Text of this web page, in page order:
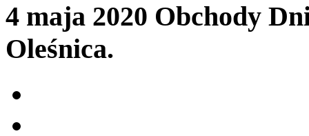
4 maja 2020 Obchody
Oleśnica.